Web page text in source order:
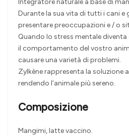
Integratore naturale a base di
Durante la sua vita di tutti i cani
presentare preoccupazioni e / o
Quando lo stress mentale
il comportamento del vostro
causare una varietà di problemi.
Zylkène rappresenta la soluzione
rendendo l’animale più sereno.
Composizione
Mangimi, latte vaccino.